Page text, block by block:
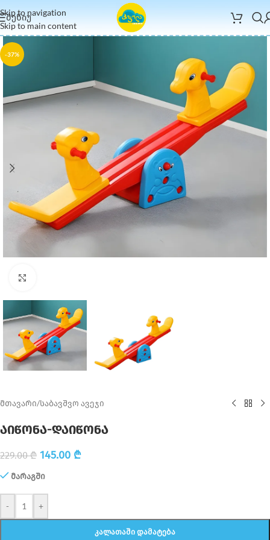
Skip to navigation
Skip to main content
ᲛᲔᲜᲘᲣ
-37%
მთავარი/საბავშვო ავეჯი
აიწონა-დაიწონა
229.00₾ 145.00 ₾
მარაგში
- +
ᲙᲐᲚᲐᲗᲐᲨᲘ ᲓᲐᲛᲐᲢᲔᲑᲐ